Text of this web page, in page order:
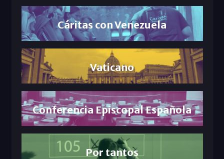
Cáritas con Venezuela
Vaticano
Conferencia Episcopal Española
Por tantos